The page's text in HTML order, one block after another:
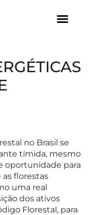
no Brasil se
tímida, mesmo
oportunidade para
florestas
uma real
dos ativos
Florestal, para